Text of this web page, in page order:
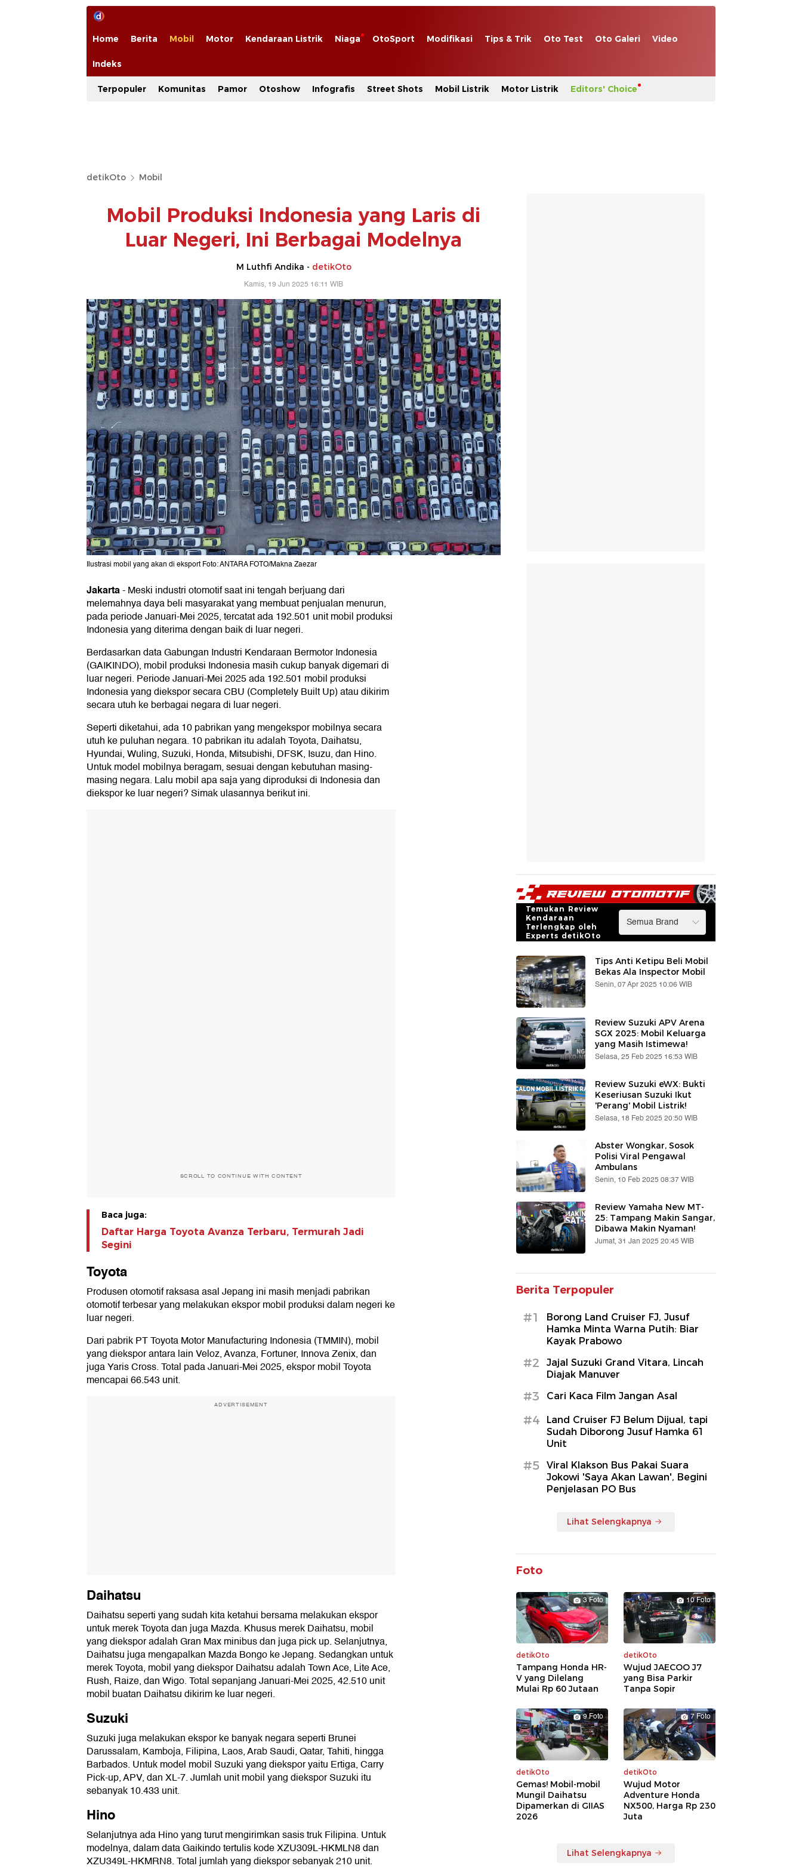
Home Berita Mobil Motor Kendaraan Listrik Niaga OtoSport Modifikasi Tips & Trik Oto Test Oto Galeri Video
Indeks
Terpopuler Komunitas Pamor Otoshow Infografis Street Shots Mobil Listrik Motor Listrik Editors' Choice
detikOto Mobil
Mobil Produksi Indonesia yang Laris di
Luar Negeri, Ini Berbagai Modelnya
M Luthfi Andika - detikOto
Kamis, 19 Jun 2025 16:11 WIB
Ilustrasi mobil yang akan di eksport Foto: ANTARA FOTO/Makna Zaezar
Jakarta-Meski industri otomotif saat ini tengah berjuang dari
melemahnya daya beli masyarakat yang membuat penjualan menurun,
pada periode Januari-Mei 2025, tercatat ada 192.501 unit mobil produksi
Indonesia yang diterima dengan baik di luar negeri.
Berdasarkan data Gabungan Industri Kendaraan Bermotor Indonesia
(GAIKINDO), mobil produksi Indonesia masih cukup banyak digemari di
luar negeri. Periode Januari-Mei 2025 ada 192.501 mobil produksi
Indonesia yang diekspor secara CBU (Completely Built Up) atau dikirim
secara utuh ke berbagai negara di luar negeri.
Seperti diketahui, ada 10 pabrikan yang mengekspor mobilnya secara
utuh ke puluhan negara. 10 pabrikan itu adalah Toyota, Daihatsu,
Hyundai, Wuling, Suzuki, Honda, Mitsubishi, DFSK, Isuzu, dan Hino.
Untuk model mobilnya beragam, sesuai dengan kebutuhan masing-
masing negara. Lalu mobil apa saja yang diproduksi di Indonesia dan
diekspor ke luar negeri? Simak ulasannya berikut ini.
SCROLL TO CONTINUE WITH CONTENT
Baca juga:
Daftar Harga Toyota Avanza Terbaru, Termurah Jadi
Segini
Toyota
Produsen otomotif raksasa asal Jepang ini masih menjadi pabrikan
otomotif terbesar yang melakukan ekspor mobil produksi dalam negeri ke
luar negeri.
Dari pabrik PT Toyota Motor Manufacturing Indonesia (TMMIN), mobil
yang diekspor antara lain Veloz, Avanza, Fortuner, Innova Zenix, dan
juga Yaris Cross. Total pada Januari-Mei 2025, ekspor mobil Toyota
mencapai 66.543 unit.
ADVERTISEMENT
Daihatsu
Daihatsu seperti yang sudah kita ketahui bersama melakukan ekspor
untuk merek Toyota dan juga Mazda. Khusus merek Daihatsu, mobil
yang diekspor adalah Gran Max minibus dan juga pick up. Selanjutnya,
Daihatsu juga mengapalkan Mazda Bongo ke Jepang. Sedangkan untuk
merek Toyota, mobil yang diekspor Daihatsu adalah Town Ace, Lite Ace,
Rush, Raize, dan Wigo. Total sepanjang Januari-Mei 2025, 42.510 unit
mobil buatan Daihatsu dikirim ke luar negeri.
Suzuki
Suzuki juga melakukan ekspor ke banyak negara seperti Brunei
Darussalam, Kamboja, Filipina, Laos, Arab Saudi, Qatar, Tahiti, hingga
Barbados. Untuk model mobil Suzuki yang diekspor yaitu Ertiga, Carry
Pick-up, APV, dan XL-7. Jumlah unit mobil yang diekspor Suzuki itu
sebanyak 10.433 unit.
Hino
Selanjutnya ada Hino yang turut mengirimkan sasis truk Filipina. Untuk
modelnya, dalam data Gaikindo tertulis kode XZU309L-HKMLN8 dan
XZU349L-HKMRN8. Total jumlah yang diekspor sebanyak 210 unit.
Temukan Review
Kendaraan
Terlengkap oleh
Experts detikOto
Tips Anti Ketipu Beli Mobil
Bekas Ala Inspector Mobil
Senin, 07 Apr 2025 10:06 WIB
Review Suzuki APV Arena
SGX 2025: Mobil Keluarga
yang Masih Istimewa!
Selasa, 25 Feb 2025 16:53 WIB
Review Suzuki eWX: Bukti
Keseriusan Suzuki Ikut
'Perang' Mobil Listrik!
Selasa, 18 Feb 2025 20:50 WIB
Abster Wongkar, Sosok
Polisi Viral Pengawal
Ambulans
Senin, 10 Feb 2025 08:37 WIB
Review Yamaha New MT-
25: Tampang Makin Sangar,
Dibawa Makin Nyaman!
Jumat, 31 Jan 2025 20:45 WIB
Berita Terpopuler
#1
Borong Land Cruiser FJ, Jusuf
Hamka Minta Warna Putih: Biar
Kayak Prabowo
#2
Jajal Suzuki Grand Vitara, Lincah
Diajak Manuver
#3 Cari Kaca Film Jangan Asal
#4
Land Cruiser FJ Belum Dijual, tapi
Sudah Diborong Jusuf Hamka 61
Unit
#5
Viral Klakson Bus Pakai Suara
Jokowi 'Saya Akan Lawan', Begini
Penjelasan PO Bus
Lihat Selengkapnya
Foto
3 Foto
detikOto
Tampang Honda HR-
V yang Dilelang
Mulai Rp 60 Jutaan
10 Foto
detikOto
Wujud JAECOO J7
yang Bisa Parkir
Tanpa Sopir
9 Foto
detikOto
Gemas! Mobil-mobil
Mungil Daihatsu
Dipamerkan di GIIAS
2026
7 Foto
detikOto
Wujud Motor
Adventure Honda
NX500, Harga Rp 230
Juta
Lihat Selengkapnya